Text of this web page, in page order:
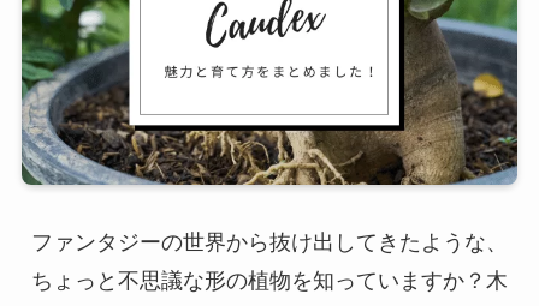
ファンタジーの世界から抜け出してきたような、
ちょっと不思議な形の植物を知っていますか？木